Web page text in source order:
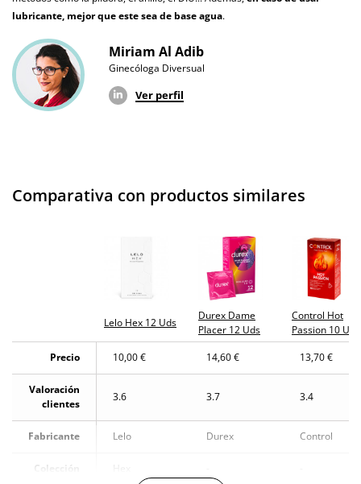
lubricante, mejor que este sea de base agua.
Miriam Al Adib
Ginecóloga Diversual
Ver perfil
Comparativa con productos similares
Lelo Hex 12 Uds
Durex Dame
Placer 12 Uds
Control Hot
Passion 10 Uds
Precio
10,00 € 14,60 € 13,70 €
Valoración
clientes
3.6 3.7 3.4
Fabricante Lelo Durex Control
Colección